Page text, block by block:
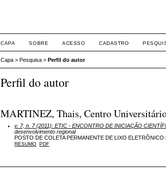
CAPA SOBRE ACESSO CADASTRO
Capa >Pesquisa >Perfil do autor
Perfil do autor
MARTINEZ, Thais, Centro
v. 7, n. 7 (2011): ETIC - ENCONTRO DE INICIAÇÃO
desenvolvimento regional
POSTO DE COLETA PERMANENTE DE LIXO ELETRÔNICO
RESUMO PDF